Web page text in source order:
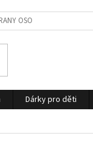
OSOBNÍCH ÚDAJŮ
Dárky pro děti